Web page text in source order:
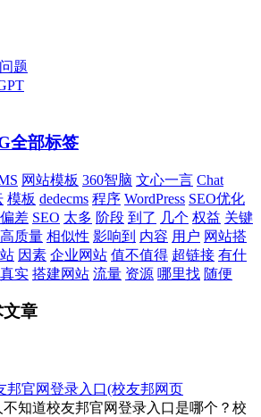
题
全部标签
网站模板 360智脑 文心一言 Chat
模板 dedecms 程序 WordPress SEO优化
偏差 SEO 太多 阶段 到了 几个 权益 关键
高质量 相似性 影响到 内容 用户 网站搭
因素 企业网站 值不值得 超链接 有什
真实 搭建网站 流量 资源 哪里找 随便
章
邦官网登录入口(校友邦网页
知道校友邦官网登录入口是哪个？校